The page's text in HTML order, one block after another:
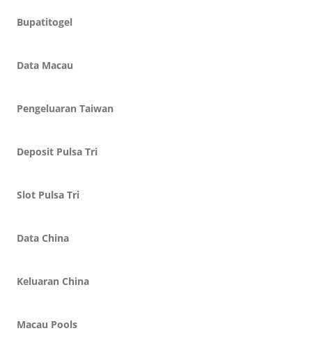
Bupatitogel
Data Macau
Pengeluaran Taiwan
Deposit Pulsa Tri
Slot Pulsa Tri
Data China
Keluaran China
Macau Pools